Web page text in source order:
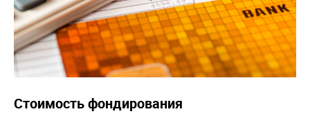
Стоимость фондирования